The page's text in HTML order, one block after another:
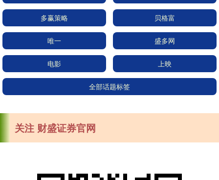
多赢策略 贝格富
唯一 盛多网
电影 上映
全部话题标签
关注 财盛证券官网